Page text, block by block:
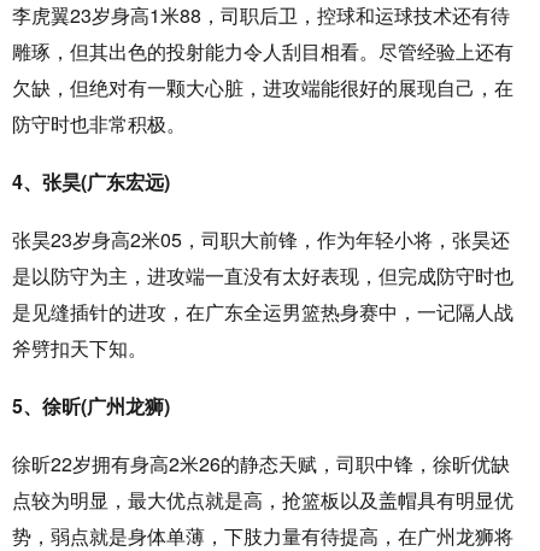
李虎翼23岁身高1米88，司职后卫，控球和运球技术还有待
雕琢，但其出色的投射能力令人刮目相看。尽管经验上还有
欠缺，但绝对有一颗大心脏，进攻端能很好的展现自己，在
防守时也非常积极。
4、张昊(广东宏远)
张昊23岁身高2米05，司职大前锋，作为年轻小将，张昊还
是以防守为主，进攻端一直没有太好表现，但完成防守时也
是见缝插针的进攻，在广东全运男篮热身赛中，一记隔人战
斧劈扣天下知。
5、徐昕(广州龙狮)
徐昕22岁拥有身高2米26的静态天赋，司职中锋，徐昕优缺
点较为明显，最大优点就是高，抢篮板以及盖帽具有明显优
势，弱点就是身体单薄，下肢力量有待提高，在广州龙狮将